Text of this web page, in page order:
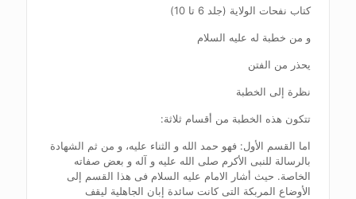
کتاب نفحات الولایة (جلد 6 تا 10)
و من خطبة له علیه السلام
یحذر من الفتن
نظرة إلی الخطبة
تتکون هذه الخطبة من أقسام ثلاثة:
اما القسم الأول: فهو حمد الله و الثناء علیه، و من ثم الشهادة
بالرسالة للنبی الأکرم صلی الله علیه و آله و بعض صفاته
الخاصة. حیث أشار الامام علیه السلام فی هذا القسم إلی
الأوضاع المربکة التی کانت سائدة إبان الجاهلیة لیقف